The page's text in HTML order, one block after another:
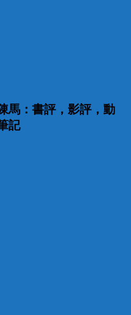
馬：書評，影評，動
記